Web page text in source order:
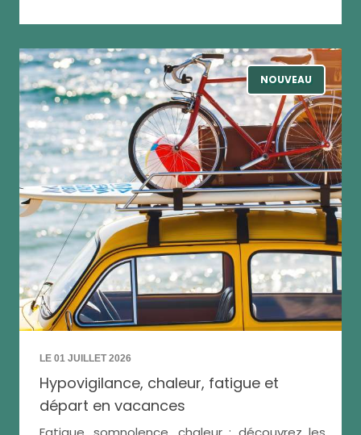
NOUVEAU
LE 01 JUILLET 2026
Hypovigilance, chaleur, fatigue et
départ en vacances